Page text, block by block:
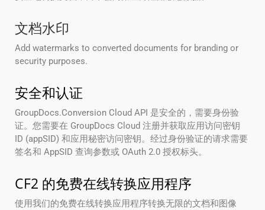
文档水印
Add watermarks to converted documents for branding or
security purposes.
安全和认证
GroupDocs.Conversion Cloud API 是安全的，需要身份验
证。您需要在 GroupDocs Cloud 注册并获取应用访问密钥
ID (appSID) 和应用秘密访问密钥。经过身份验证的请求需要
签名和 AppSID 查询参数或 OAuth 2.0 授权标头。
CF2 的免费在线转换应用程序
使用我们的免费在线转换应用程序转换无限的文档和图像